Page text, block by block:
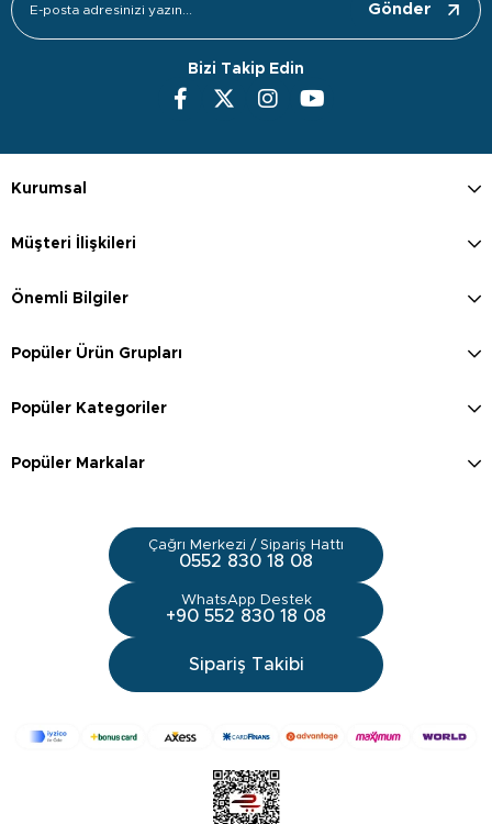
Gönder
Bizi Takip Edin
Kurumsal
Müşteri İlişkileri
Önemli Bilgiler
Popüler Ürün Grupları
Popüler Kategoriler
Popüler Markalar
Çağrı Merkezi / Sipariş Hattı
0552 830 18 08
WhatsApp Destek
+90 552 830 18 08
Sipariş Takibi